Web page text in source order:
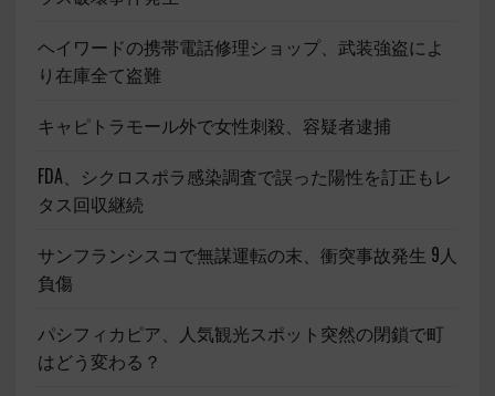
ヘイワードの携帯電話修理ショップ、武装強盗によ
り在庫全て盗難
キャピトラモール外で女性刺殺、容疑者逮捕
FDA、シクロスポラ感染調査で誤った陽性を訂正もレ
タス回収継続
サンフランシスコで無謀運転の末、衝突事故発生 9人
負傷
パシフィカピア、人気観光スポット突然の閉鎖で町
はどう変わる？